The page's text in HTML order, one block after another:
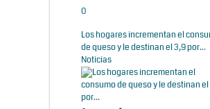
0
Los hogares incrementan el
de queso y le destinan el 3,9 por...
Noticias